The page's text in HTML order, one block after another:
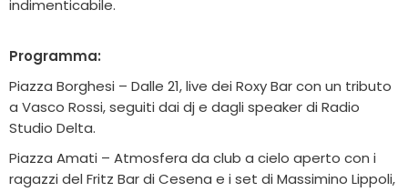
indimenticabile.
Programma:
Piazza Borghesi – Dalle 21, live dei Roxy Bar con un tributo
a Vasco Rossi, seguiti dai dj e dagli speaker di Radio
Studio Delta.
Piazza Amati – Atmosfera da club a cielo aperto con i
ragazzi del Fritz Bar di Cesena e i set di Massimino Lippoli,